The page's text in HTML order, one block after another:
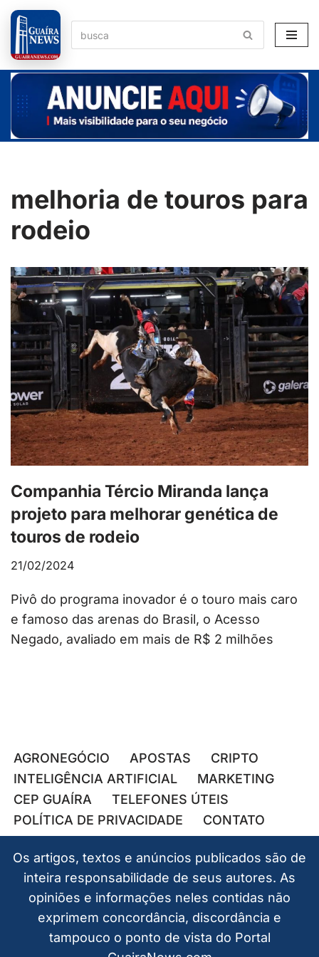
Pular
para
o
conteúdo
melhoria de touros para
rodeio
Companhia Tércio Miranda lança
projeto para melhorar genética de
touros de rodeio
21/02/2024
Pivô do programa inovador é o touro mais caro
e famoso das arenas do Brasil, o Acesso
Negado, avaliado em mais de R$ 2 milhões
AGRONEGÓCIO APOSTAS
CRIPTO
INTELIGÊNCIA ARTIFICIAL
MARKETING
CEP GUAÍRA
TELEFONES ÚTEIS
POLÍTICA DE PRIVACIDADE
CONTATO
Os artigos, textos e anúncios publicados são de
inteira responsabilidade de seus autores. As
opiniões e informações neles contidas não
exprimem concordância, discordância e
tampouco o ponto de vista do Portal